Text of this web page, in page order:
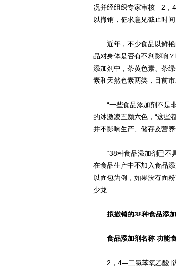
况并经组织专家审核，2，
以撤销，征求意见截止时间
近年，不少食品以鲜艳
品对身体是否有不利影响
添加剂中，茶黄色素、茶
素和天然色素两类，目前
“一些食品添加剂不是非
的冰激凌五颜六色，“这些
并不影响生产、储存及营
“38种食品添加剂已不具
在食品生产中不加入食品
以面包为例，如果没有面
少龙
拟撤销的38种食品添加
食品添加剂名称 功能
2，4—二氯苯氧乙酸 防